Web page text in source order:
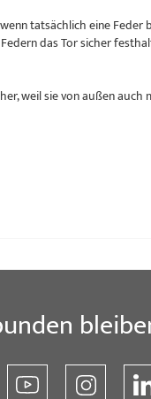
tatsächlich eine Feder
das Tor sicher
weil sie von außen auch